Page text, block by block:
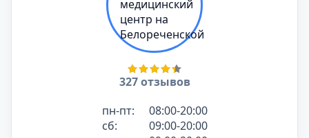
327 отзывов
пн-пт:
08:00-20:00
сб:
09:00-20:00